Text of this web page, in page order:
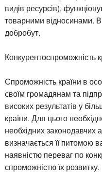
видів ресурсів),
товарними відносинами.
добробут.
Конкурентоспроможність
Спроможність країни в
своїм громадянам та
високих результатів у
країни. Для цього
необхідних законодавчих
визначається її питомою
наявністю переваг по
спроможністю їх розвитку.